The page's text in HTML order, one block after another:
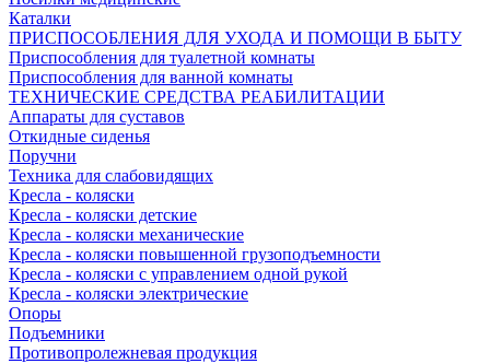
Каталки
ПРИСПОСОБЛЕНИЯ ДЛЯ УХОДА И ПОМОЩИ В БЫТУ
Приспособления для туалетной комнаты
Приспособления для ванной комнаты
ТЕХНИЧЕСКИЕ СРЕДСТВА РЕАБИЛИТАЦИИ
Аппараты для суставов
Откидные сиденья
Поручни
Техника для слабовидящих
Кресла - коляски
Кресла - коляски детские
Кресла - коляски механические
Кресла - коляски повышенной грузоподъемности
Кресла - коляски с управлением одной рукой
Кресла - коляски электрические
Опоры
Подъемники
Противопролежневая продукция